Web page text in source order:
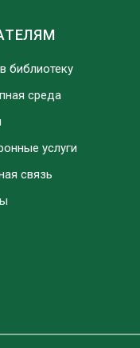
библиотеку
среда
услуги
связь